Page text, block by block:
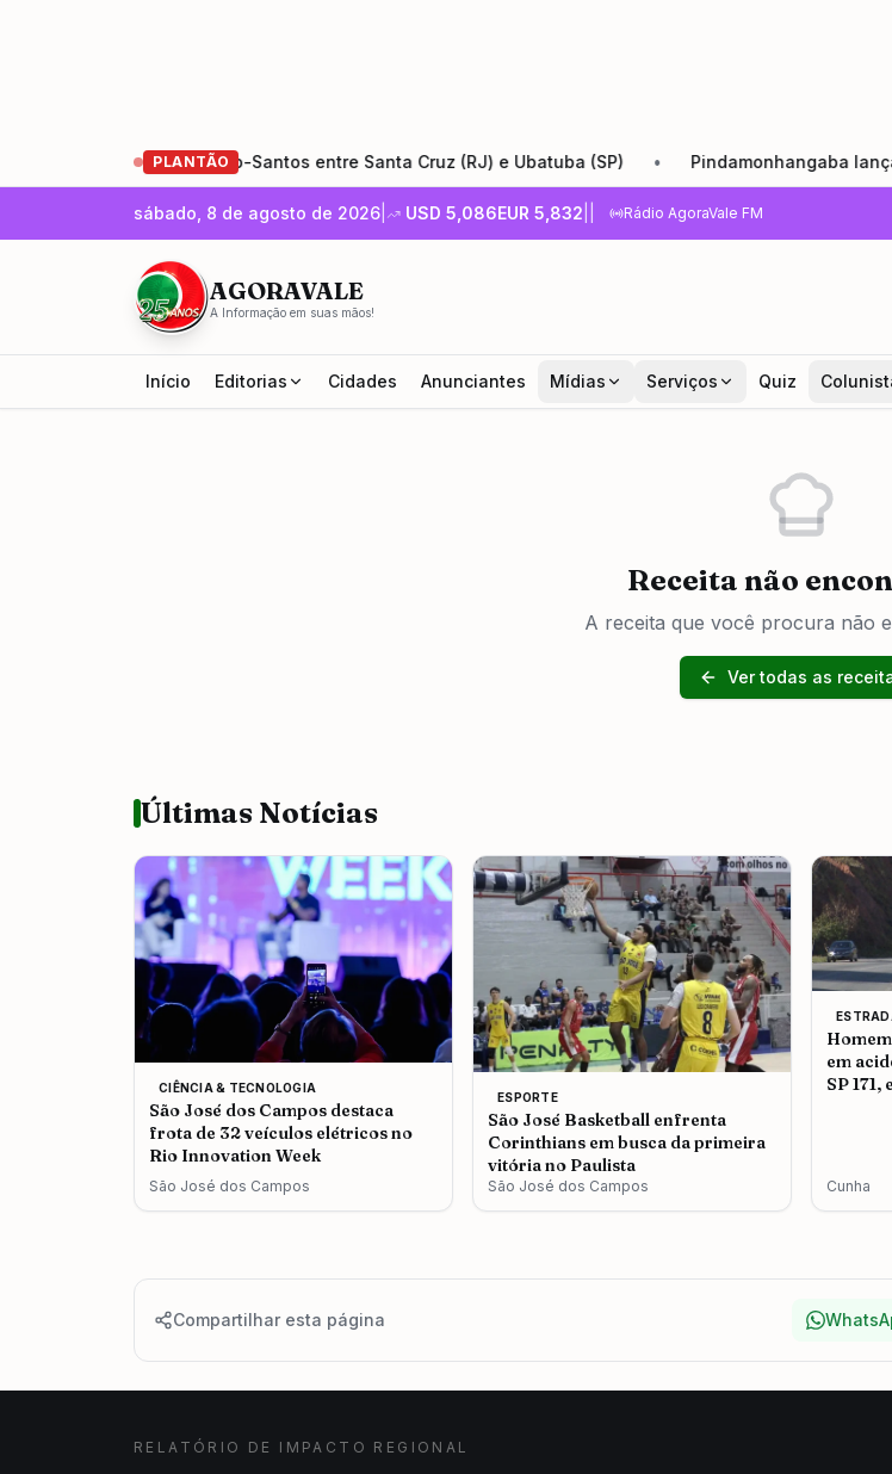
PLANTÃO
restauração da Rio-Santos entre Santa Cruz (RJ) e Ubatuba (SP) • Pindamonhangaba lança
sábado, 8 de agosto de 2026 USD 5,086EUR 5,832 Rádio AgoraVale FM
AGORAVALE
A Informação em suas mãos!
Início Editorias Cidades Anunciantes Mídias Serviços Quiz
Receita não
A receita que você procura não
Ver todas as
Últimas Notícias
CIÊNCIA & TECNOLOGIA
São José dos Campos destaca
frota de 32 veículos elétricos no
Rio Innovation Week
São José dos Campos
ESPORTE
São José Basketball enfrenta
Corinthians em busca da primeira
vitória no Paulista
São José dos Campos
em
SP 171,
Cunha
Compartilhar esta página
RELATÓRIO DE IMPACTO REGIONAL